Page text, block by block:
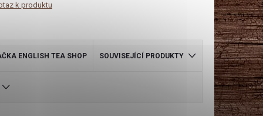
k produktu
ENGLISH TEA SHOP SOUVISEJÍCÍ PRODUKTY